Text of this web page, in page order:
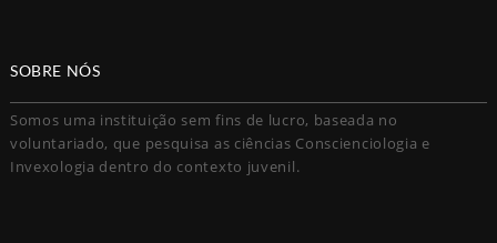
SOBRE NÓS
Somos uma instituição sem fins de lucro, baseada no
voluntariado, que pesquisa as ciências Conscienciologia e
Invexologia dentro do contexto juvenil.